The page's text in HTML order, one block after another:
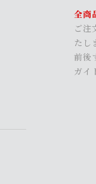
全商
ご注
たし
前後
ガイ